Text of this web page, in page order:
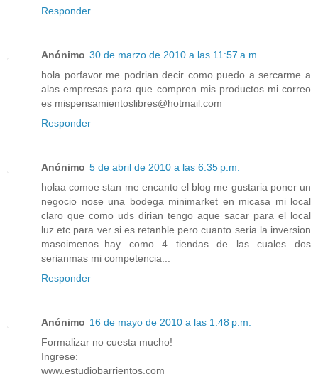
Responder
Anónimo 30 de marzo de 2010 a las 11:57 a.m.
hola porfavor me podrian decir como puedo a sercarme a
alas empresas para que compren mis productos mi correo
es mispensamientoslibres@hotmail.com
Responder
Anónimo 5 de abril de 2010 a las 6:35 p.m.
holaa comoe stan me encanto el blog me gustaria poner un
negocio nose una bodega minimarket en micasa mi local
claro que como uds dirian tengo aque sacar para el local
luz etc para ver si es retanble pero cuanto seria la inversion
masoimenos..hay como 4 tiendas de las cuales dos
serianmas mi competencia...
Responder
Anónimo 16 de mayo de 2010 a las 1:48 p.m.
Formalizar no cuesta mucho!
Ingrese:
www.estudiobarrientos.com